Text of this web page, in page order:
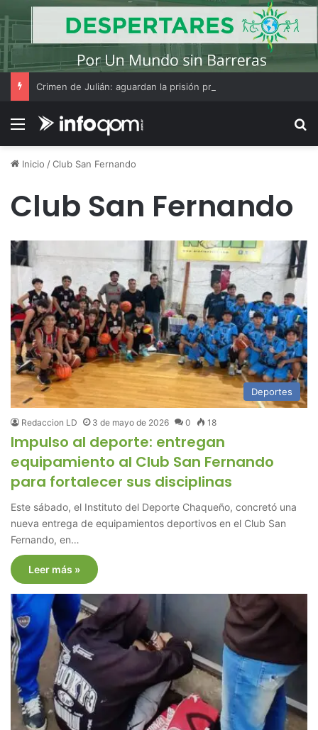
Menú
Inicio /Club San Fernando
Club San Fernando
Deportes
Redaccion LD 3 de mayo de 2026 0 18
Impulso al deporte: entregan
equipamiento al Club San Fernando
para fortalecer sus disciplinas
Este sábado, el Instituto del Deporte Chaqueño, concretó una
nueva entrega de equipamientos deportivos en el Club San
Fernando, en…
Leer más »